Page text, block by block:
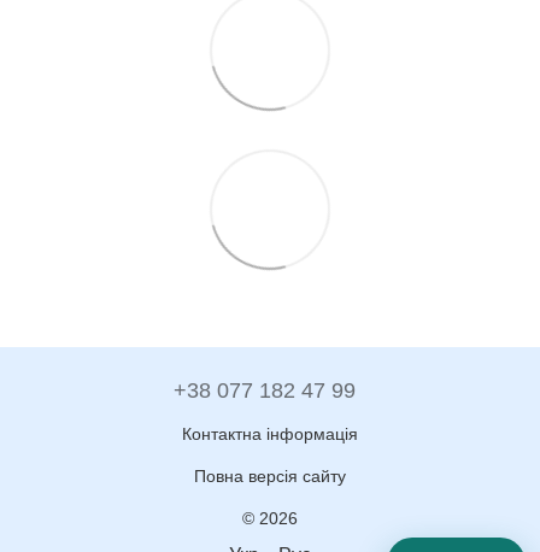
+38 077 182 47 99
Контактна інформація
Повна версія сайту
© 2026